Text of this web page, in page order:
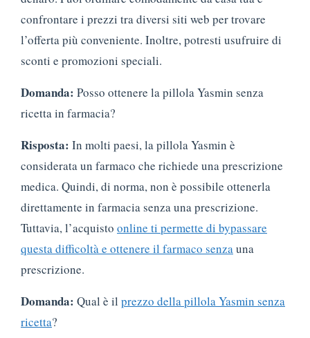
confrontare i prezzi tra diversi siti web per trovare
l’offerta più conveniente. Inoltre, potresti usufruire di
sconti e promozioni speciali.
Domanda: Posso ottenere la pillola Yasmin senza
ricetta in farmacia?
Risposta: In molti paesi, la pillola Yasmin è
considerata un farmaco che richiede una prescrizione
medica. Quindi, di norma, non è possibile ottenerla
direttamente in farmacia senza una prescrizione.
Tuttavia, l’acquisto online ti permette di bypassare
questa difficoltà e ottenere il farmaco senzauna
prescrizione.
Domanda: Qual è il prezzo della pillola Yasmin senza
ricetta?